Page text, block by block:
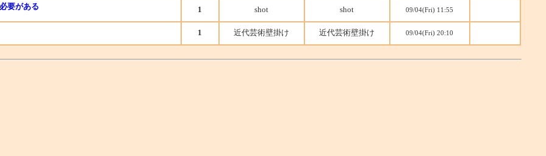
要がある 1 shot shot 09/04(Fri) 11:55
1 近代芸術壁掛け 近代芸術壁掛け 09/04(Fri) 20:10